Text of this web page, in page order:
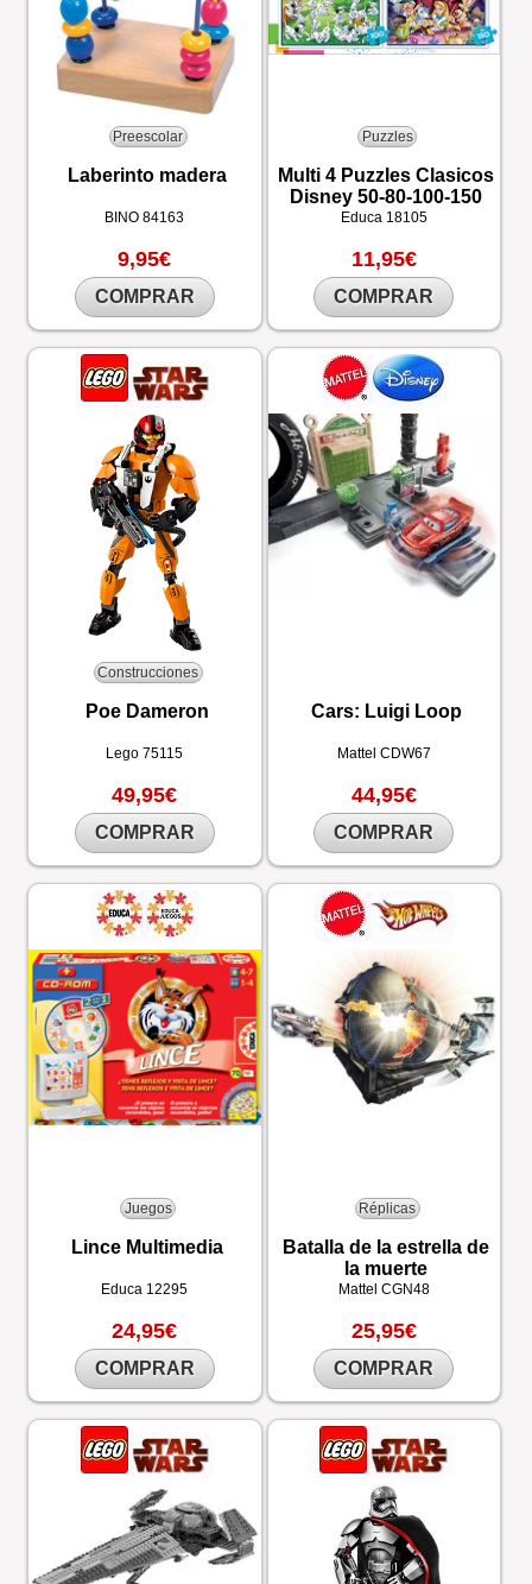
Preescolar
Laberinto madera
BINO84163
9,95€
COMPRAR
Puzzles
Multi 4 Puzzles Clasicos
Disney 50-80-100-150
Educa 18105
11,95€
COMPRAR
Construcciones
Poe Dameron
Lego75115
49,95€
COMPRAR
Cars: Luigi Loop
Mattel CDW67
44,95€
COMPRAR
Juegos
Lince Multimedia
Educa 12295
24,95€
COMPRAR
Réplicas
Batalla de la estrella de
la muerte
Mattel CGN48
25,95€
COMPRAR